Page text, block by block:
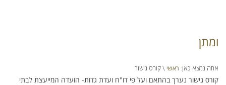
ומתן
אתה נמצא כאן: ראשי \ קורס גישור
קורס גישור נערך בהתאם ועל פי דו"ח ועדת גדות- הועדה המייעצת לבתי